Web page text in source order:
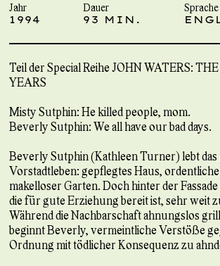
Jahr
1994
Dauer
93 MIN.
Sprache
Teil der Special Reihe JOHN WATERS:
YEARS
Misty Sutphin: He killed people, mom.
Beverly Sutphin: We all have our bad days.
Beverly Sutphin (Kathleen Turner) lebt
Vorstadtleben: gepflegtes Haus,
makelloser Garten. Doch hinter der
die für gute Erziehung bereit ist, sehr weit
Während die Nachbarschaft ahnungslos
beginnt Beverly, vermeintliche Verstöße
Ordnung mit tödlicher Konsequenz zu